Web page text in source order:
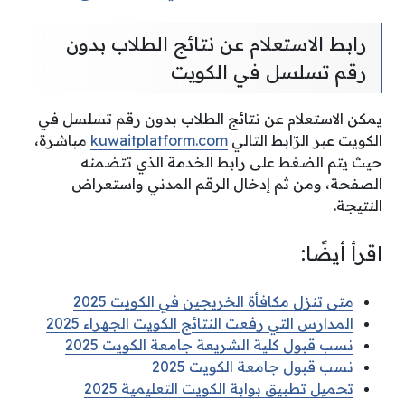
رابط الاستعلام عن نتائج الطلاب بدون
رقم تسلسل في الكويت
يمكن الاستعلام عن نتائج الطلاب بدون رقم تسلسل في
الكويت عبر الرّابط التالي kuwaitplatform.com مباشرة،
حيث يتم الضغط على رابط الخدمة الذي تتضمنه
الصفحة، ومن ثم إدخال الرقم المدني واستعراض
النتيجة.
اقرأ أيضًا:
متى تنزل مكافأة الخريجين في الكويت 2025
المدارس التي رفعت النتائج الكويت الجهراء 2025
نسب قبول كلية الشريعة جامعة الكويت 2025
نسب قبول جامعة الكويت 2025
تحميل تطبيق بوابة الكويت التعليمية 2025